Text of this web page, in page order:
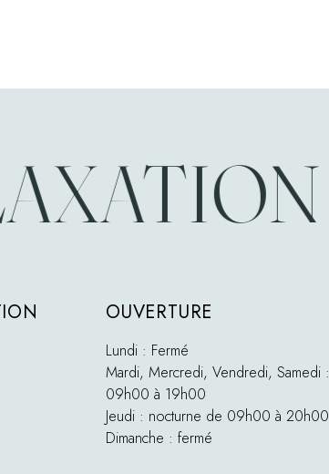
*
OUVERTURE
Lundi : Fermé
Mardi, Mercredi, Vendredi, Samedi :
09h00 à 19h00
Jeudi : nocturne de 09h00 à 20h00
Dimanche : fermé